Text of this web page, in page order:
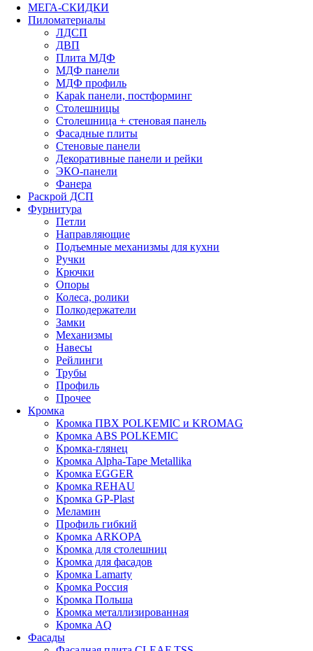
МЕГА-СКИДКИ
Пиломатериалы
ЛДСП
ДВП
Плита МДФ
МДФ панели
МДФ профиль
Kapak панели, постформинг
Столешницы
Столешница + стеновая панель
Фасадные плиты
Стеновые панели
Декоративные панели и рейки
ЭКО-панели
Фанера
Раскрой ДСП
Фурнитура
Петли
Направляющие
Подъемные механизмы для кухни
Ручки
Крючки
Опоры
Колеса, ролики
Полкодержатели
Замки
Механизмы
Навесы
Рейлинги
Трубы
Профиль
Прочее
Кромка
Кромка ПВХ POLKEMIC и KROMAG
Кромка ABS POLKEMIС
Кромка-глянец
Кромка Alpha-Tape Metallika
Кромка EGGER
Кромка REHAU
Кромка GP-Plast
Меламин
Профиль гибкий
Кромка ARKOPA
Кромка для столешниц
Кромка для фасадов
Кромка Lamarty
Кромка Россия
Кромка Польша
Кромка металлизированная
Кромка AQ
Фасады